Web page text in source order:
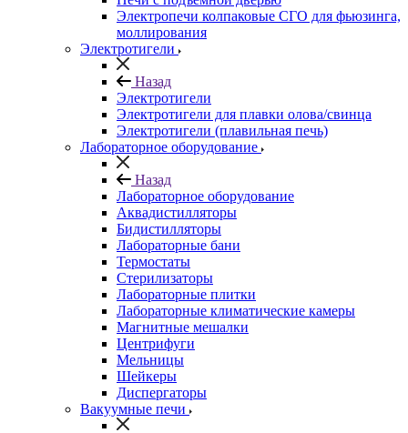
Электропечи колпаковые СГО для фьюзинга,
моллирования
Электротигели
Назад
Электротигели
Электротигели для плавки олова/свинца
Электротигели (плавильная печь)
Лабораторное оборудование
Назад
Лабораторное оборудование
Аквадистилляторы
Бидистилляторы
Лабораторные бани
Термостаты
Стерилизаторы
Лабораторные плитки
Лабораторные климатические камеры
Магнитные мешалки
Центрифуги
Мельницы
Шейкеры
Диспергаторы
Вакуумные печи